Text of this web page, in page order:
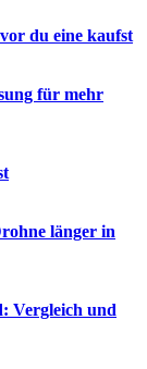
du eine kaufst
für mehr
länger in
Vergleich und